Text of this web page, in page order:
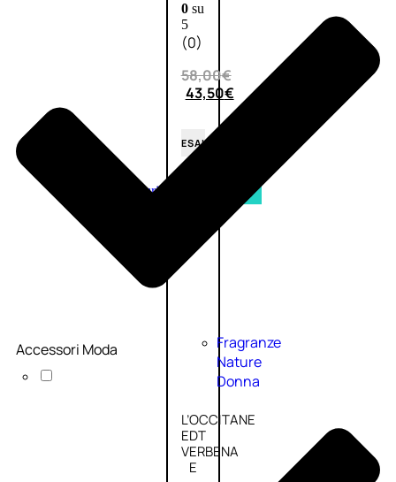
0su
5
(0)
58,00€
43,50€
ESAURITO
Esaurito PROMO
Fragranze
Nature
Donna
L’OCCITANE
EDT
VERBENA
E
Accessori Moda